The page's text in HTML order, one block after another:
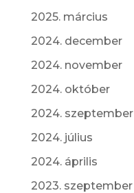
2025. március
2024. december
2024. november
2024. október
2024. szeptember
2024. július
2024. április
2023. szeptember